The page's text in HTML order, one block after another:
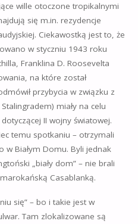
wille otoczone tropikalnymi
się m.in. rezydencje
Ciekawostką jest to, że
w styczniu 1943 roku
Franklina D. Roosevelta
na które został
przybycia w związku z
miały na celu
II wojny światowej.
temu spotkaniu – otrzymali
Białym Domu. Byli jednak
„biały dom” – nie brali
Casablanką.
się” – bo i takie jest w
Tam zlokalizowane są